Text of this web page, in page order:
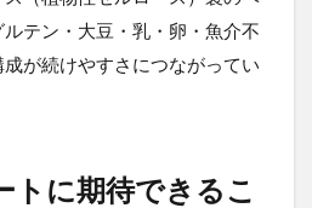
テン・大豆・乳・卵・魚介不
が続けやすさにつながってい
トに期待できるこ